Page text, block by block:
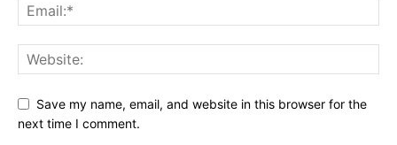
Save my name, email, and website in this browser for the
next time I comment.